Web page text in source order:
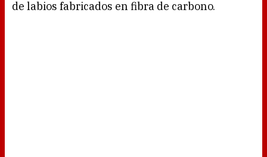
de labios fabricados en fibra de carbono.